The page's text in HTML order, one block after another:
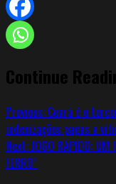
Continue
Previous: Ceará é o
indenizações pagas a
Next: JOGO RÁPIDO: UM
FERRO”